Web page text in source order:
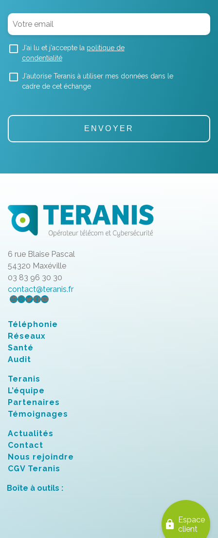
J'ai lu et j'accepte la politique de
condentialité
J'autorise Teranis à utiliser mes données dans le
cadre de cet échange
6 rue Blaise Pascal
54320 Maxéville
03 83 96 30 30
contact@teranis.fr
LinkedIn
Instagram
Twitter
Facebook
YouTube
Téléphonie
Réseaux
Santé
Audit
Teranis
L’équipe
Partenaires
Témoignages
Actualités
Contact
Nous rejoindre
CGV Teranis
Boîte à outils :
lock Espace
client